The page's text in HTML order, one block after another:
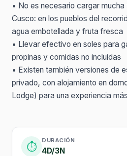
• No es necesario cargar
Cusco: en los pueblos del
agua embotellada y fruta fresca
• Llevar efectivo en soles para
propinas y comidas no incluidas
• Existen también versiones de
privado, con alojamiento en
Lodge) para una experiencia
⏱️
DURACIÓN
4D/3N